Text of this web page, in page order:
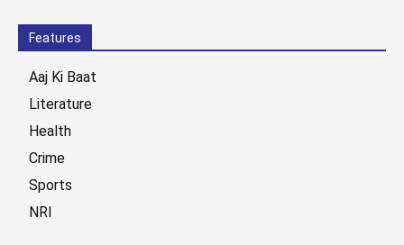
Features
Aaj Ki Baat
Literature
Health
Crime
Sports
NRI